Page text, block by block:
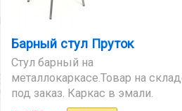
Барный стул Пруток
Стул барный на
металлокаркасе.Товар на
под заказ. Каркас в эмали.